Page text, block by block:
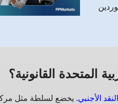
المتحدة القانونية؟
الأجنبي. يخضع لسلطة مثل